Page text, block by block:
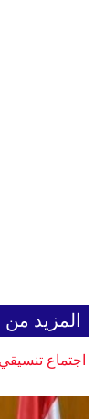
المزيد من
اجتماع تنسيقي